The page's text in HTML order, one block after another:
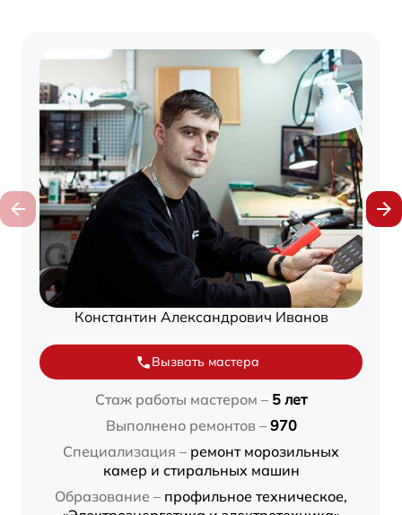
Константин Александрович Иванов
Вызвать мастера
Стаж работы мастером – 5 лет
Выполнено ремонтов – 970
Специализация – ремонт морозильных
камер и стиральных машин
Образование – профильное техническое,